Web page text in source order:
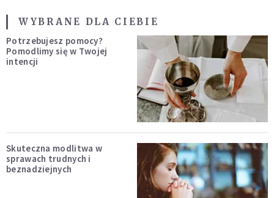
WYBRANE DLA CIEBIE
Potrzebujesz pomocy?
Pomodlimy się w Twojej
intencji
Skuteczna modlitwa w
sprawach trudnych i
beznadziejnych